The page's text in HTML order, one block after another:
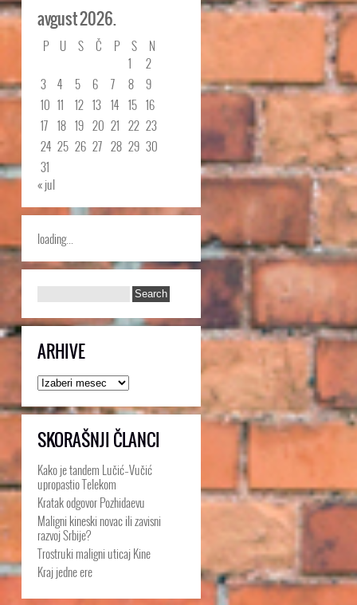
avgust 2026.
P U S Č P S
N
1
2
3
4 5 6 7 8
9
10 11 12 13 14 15 16
17 18 19 20 21 22 23
24 25 26 27 28 29 30
31
« jul
loading...
ARHIVE
Arhive
SKORAŠNJI ČLANCI
Kako je tandem Lučić–Vučić
upropastio Telekom
Kratak odgovor Pozhidaevu
Maligni kineski novac ili zavisni
razvoj Srbije?
Trostruki maligni uticaj Kine
Kraj jedne ere